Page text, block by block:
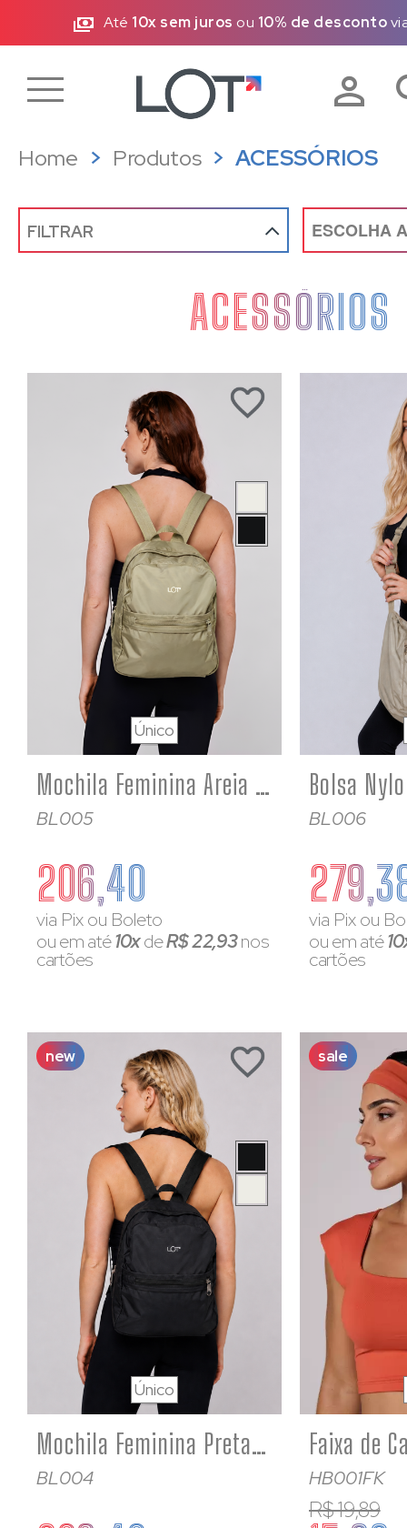
Até 10x sem juros ou 10% de desconto
Home Produtos ACESSÓRIOS
FILTRAR
ACESSÓRIOS
Mochila Feminina Areia Nylon Impermeável Alça Regulável
BL005
206,40
via Pix ou Boleto
ou em até10xdeR$ 22,93nos
cartões
Único
BL006
via Pix ou
ou em até
cartões
new
Mochila Feminina Preta Nylon Impermeável Alça Regulável
BL004
Único
sale
HB001FK
R$ 19,89